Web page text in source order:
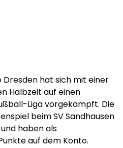
Dresden hat sich mit einer
Halbzeit auf einen
Liga vorgekämpft. Die
beim SV Sandhausen
haben als
auf dem Konto.